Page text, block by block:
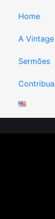
Home
A Vintage
Sermões
Contribua